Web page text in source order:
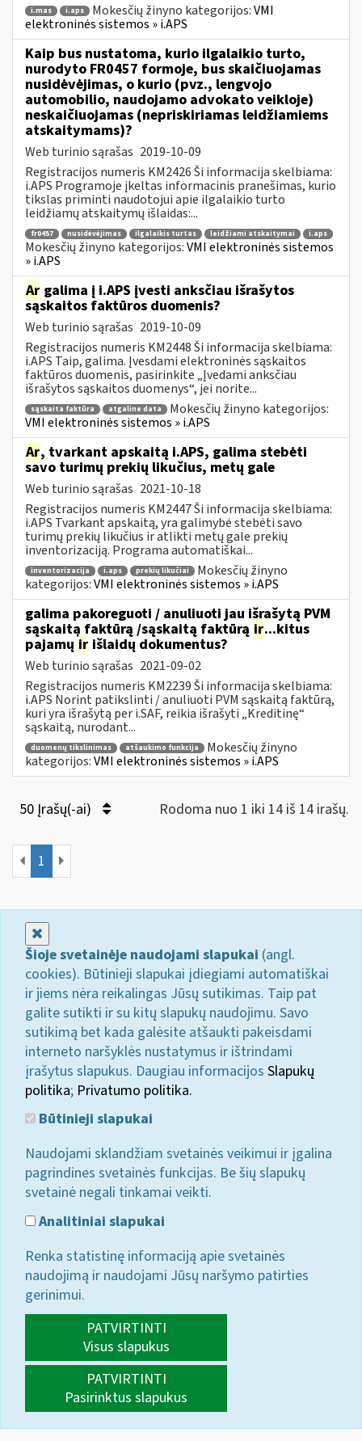
i.mas i.aps Mokesčių žinyno kategorijos:VMI
elektroninės sistemos » i.APS
Kaip bus nustatoma, kurio ilgalaikio turto,
nurodyto FR0457 formoje, bus skaičiuojamas
nusidėvėjimas, o kurio (pvz., lengvojo
automobilio, naudojamo advokato veikloje)
neskaičiuojamas (nepriskiriamas leidžiamiems
atskaitymams)?
Web turinio sąrašas 2019-10-09
Registracijos numeris KM2426 Ši informacija skelbiama:
i.APS Programoje įkeltas informacinis pranešimas, kurio
tikslas priminti naudotojui apie ilgalaikio turto
leidžiamų atskaitymų išlaidas:...
fr0457 nusidėvėjimas ilgalaikis turtas leidžiami atskaitymai i.aps
Mokesčių žinyno kategorijos:VMI elektroninės sistemos
» i.APS
Ar galima į i.APS įvesti anksčiau išrašytos
sąskaitos faktūros duomenis?
Web turinio sąrašas 2019-10-09
Registracijos numeris KM2448 Ši informacija skelbiama:
i.APS Taip, galima. Įvesdami elektroninės sąskaitos
faktūros duomenis, pasirinkite „Įvedami anksčiau
išrašytos sąskaitos duomenys“, jei norite...
sąskaita faktūra atgaline data
Mokesčių žinyno kategorijos:
VMI elektroninės sistemos » i.APS
Ar, tvarkant apskaitą i.APS, galima stebėti
savo turimų prekių likučius, metų gale
Web turinio sąrašas 2021-10-18
Registracijos numeris KM2447 Ši informacija skelbiama:
i.APS Tvarkant apskaitą, yra galimybė stebėti savo
turimų prekių likučius ir atlikti metų gale prekių
inventorizaciją. Programa automatiškai...
inventorizacija i.aps prekių likučiai
Mokesčių žinyno
kategorijos:VMI elektroninės sistemos » i.APS
galima pakoreguoti / anuliuoti jau išrašytą PVM
sąskaitą faktūrą /sąskaitą faktūrą ir...kitus
pajamų ir išlaidų dokumentus?
Web turinio sąrašas 2021-09-02
Registracijos numeris KM2239 Ši informacija skelbiama:
i.APS Norint patikslinti / anuliuoti PVM sąskaitą faktūrą,
kuri yra išrašytą per i.SAF, reikia išrašyti „Kreditinę“
sąskaitą, nurodant...
duomenų tikslinimas atšaukimo funkcija
Mokesčių žinyno
kategorijos:VMI elektroninės sistemos » i.APS
50 Įrašų(-ai) Rodoma nuo 1 iki 14 iš 14 irašų.
1
Šioje svetainėje naudojami slapukai (angl.
cookies). Būtinieji slapukai įdiegiami automatiškai
ir jiems nėra reikalingas Jūsų sutikimas. Taip pat
galite sutikti ir su kitų slapukų naudojimu. Savo
sutikimą bet kada galėsite atšaukti pakeisdami
interneto naršyklės nustatymus ir ištrindami
įrašytus slapukus. Daugiau informacijos Slapukų
politika; Privatumo politika.
Būtinieji slapukai
Naudojami sklandžiam svetainės veikimui ir įgalina
pagrindines svetainės funkcijas. Be šių slapukų
svetainė negali tinkamai veikti.
Analitiniai slapukai
Renka statistinę informaciją apie svetainės
naudojimą ir naudojami Jūsų naršymo patirties
gerinimui.
PATVIRTINTI
Visus slapukus
PATVIRTINTI
Pasirinktus slapukus